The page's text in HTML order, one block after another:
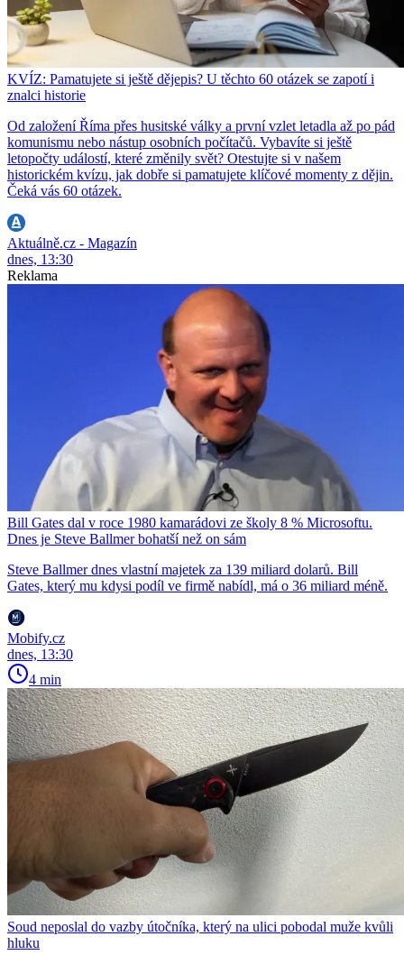
KVÍZ: Pamatujete si ještě dějepis? U těchto 60 otázek se zapotí i
znalci historie
Od založení Říma přes husitské války a první vzlet letadla až po pád
komunismu nebo nástup osobních počítačů. Vybavíte si ještě
letopočty událostí, které změnily svět? Otestujte si v našem
historickém kvízu, jak dobře si pamatujete klíčové momenty z dějin.
Čeká vás 60 otázek.
Aktuálně.cz - Magazín
dnes, 13:30
Reklama
Bill Gates dal v roce 1980 kamarádovi ze školy 8 % Microsoftu.
Dnes je Steve Ballmer bohatší než on sám
Steve Ballmer dnes vlastní majetek za 139 miliard dolarů. Bill
Gates, který mu kdysi podíl ve firmě nabídl, má o 36 miliard méně.
Mobify.cz
dnes, 13:30
4 min
Soud neposlal do vazby útočníka, který na ulici pobodal muže kvůli
hluku